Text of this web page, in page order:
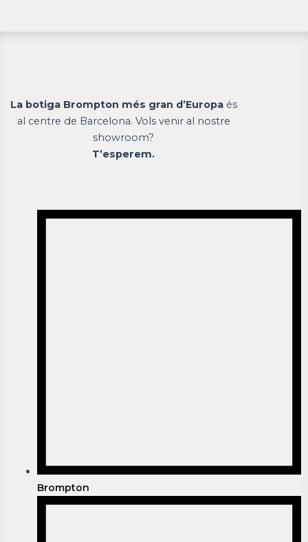
La botiga Brompton més gran d’Europaés
al centre de Barcelona. Vols venir al nostre
showroom?
T’esperem.
Brompton